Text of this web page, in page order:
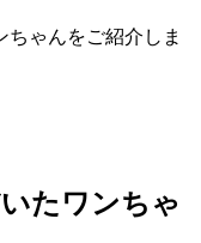
ちゃんをご紹介しま
たワンちゃ